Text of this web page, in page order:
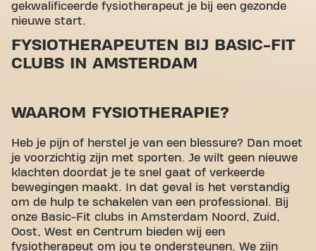
gekwalificeerde fysiotherapeut je bij een gezonde
nieuwe start.
FYSIOTHERAPEUTEN BIJ BASIC-FIT
CLUBS IN AMSTERDAM
WAAROM FYSIOTHERAPIE?
Heb je pijn of herstel je van een blessure? Dan moet
je voorzichtig zijn met sporten. Je wilt geen nieuwe
klachten doordat je te snel gaat of verkeerde
bewegingen maakt. In dat geval is het verstandig
om de hulp te schakelen van een professional. Bij
onze Basic-Fit clubs in Amsterdam Noord, Zuid,
Oost, West en Centrum bieden wij een
fysiotherapeut om jou te ondersteunen. We zijn